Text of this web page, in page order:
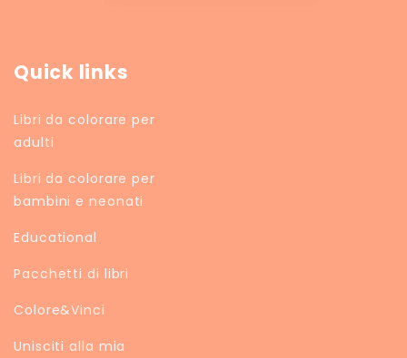
Quick links
Libri da colorare per
adulti
Libri da colorare per
bambini e neonati
Educational
Pacchetti di libri
Colore&Vinci
Unisciti alla mia